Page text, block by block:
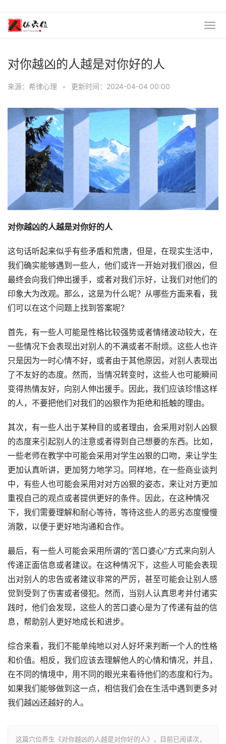
对你越凶的人越是对你好的人
来源：希律心理 • 更新时间：2024-04-04 00:00
对你越凶的人越是对你好的人
这句话听起来似乎有些矛盾和荒唐，但是，在现实生活中，
我们确实能够遇到一些人，他们或许一开始对我们很凶，但
最终会向我们伸出援手，或者对我们示好，让我们对他们的
印象大为改观。那么，这是为什么呢？从哪些方面来看，我
们可以在这个问题上找到答案呢？
首先，有一些人可能是性格比较强势或者情绪波动较大，在
一些情况下会表现出对别人的不满或者不耐烦。这些人也许
只是因为一时心情不好，或者由于其他原因，对别人表现出
了不友好的态度。然而，当情况转变时，这些人也可能瞬间
变得热情友好，向别人伸出援手。因此，我们应该珍惜这样
的人，不要把他们对我们的凶狠作为拒绝和抵触的理由。
其次，有一些人出于某种目的或者理由，会采用对别人凶狠
的态度来引起别人的注意或者得到自己想要的东西。比如，
一些老师在教学中可能会采用对学生凶狠的口吻，来让学生
更加认真听讲，更加努力地学习。同样地，在一些商业谈判
中，有些人也可能会采用对对方凶狠的姿态，来让对方更加
重视自己的观点或者提供更好的条件。因此，在这种情况
下，我们需要理解和耐心等待，等待这些人的恶劣态度慢慢
消散，以便于更好地沟通和合作。
最后，有一些人可能会采用所谓的“苦口婆心”方式来向别人
传递正面信息或者建议。在这种情况下，这些人可能会表现
出对别人的忠告或者建议非常的严厉，甚至可能会让别人感
觉到受到了伤害或者侵犯。然而，当别人认真思考并付诸实
践时，他们会发现，这些人的苦口婆心是为了传递有益的信
息，帮助别人更好地成长和进步。
综合来看，我们不能单纯地以对人好坏来判断一个人的性格
和价值。相反，我们应该去理解他人的心情和情况，并且，
在不同的情境中，用不同的眼光来看待他们的态度和行为。
如果我们能够做到这一点，相信我们会在生活中遇到更多对
我们越凶还越好的人。
这篇穴位养生《对你越凶的人越是对你好的人》，目前已阅读次，